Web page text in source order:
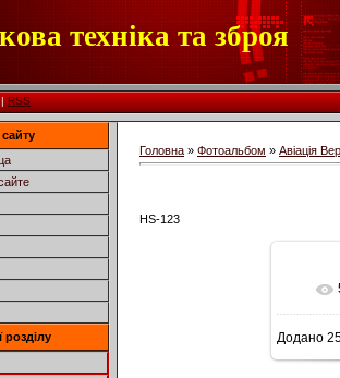
техніка та зброя
RSS
розділу
Головна » Фотоальбом » Авіація
HS-123
Додано